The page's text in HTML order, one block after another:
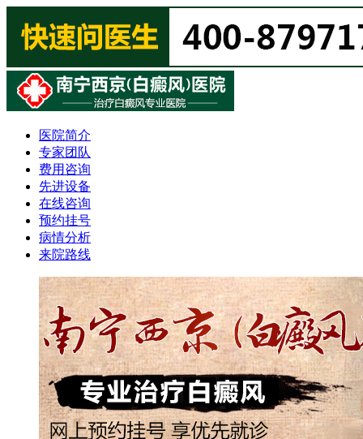
医院简介
专家团队
费用咨询
先进设备
在线咨询
预约挂号
病情分析
来院路线